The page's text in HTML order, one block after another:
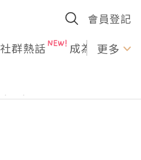
會員登記
社群熱話 成為U更多